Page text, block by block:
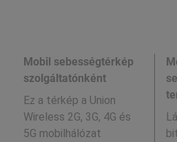
Mobil sebességtérkép
szolgáltatónként
Ez a térkép a Union
Wireless 2G, 3G, 4G és
5G mobilhálózat